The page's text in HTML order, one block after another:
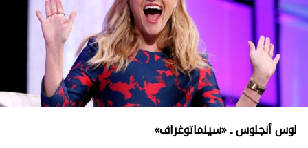
لوس أنجلوس ـ «سينماتوغراف»